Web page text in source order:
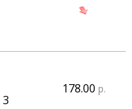
3
178.00 р.